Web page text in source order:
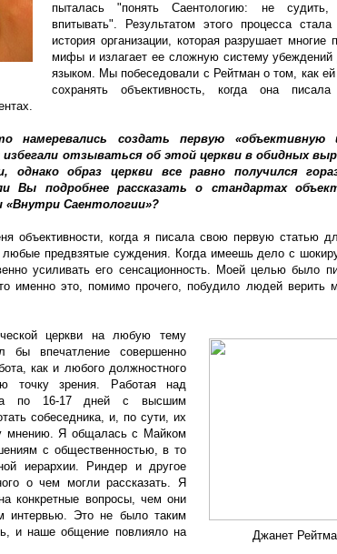
пыталась "понять Саентологию: не
впитывать". Результатом этого процесса стала
история организации, которая разрушает многие
мифы и излагает ее сложную систему убеждений
языком. Мы побеседовали с Рейтман о том, как
сохранять объективность, когда она
создать первую «объективную
избегали отзываться об этой церкви в обидных
однако образ церкви все равно получился
подробнее рассказать о стандартах
«Внутри Саентологии»?
объективности, когда я писала свою первую статью
любые предвзятые суждения. Когда имеешь дело с
усиливать его сенсационность. Моей целью было
именно это, помимо прочего, побудило людей верить
Джанет
церкви на любую тему
бы впечатление совершенно
как и любого должностного
точку зрения. Работая над
по 16-17 дней с высшим
собеседника, и, по сути, их
мнению. Я общалась с Майком
с общественностью, в то
иерархии. Риндер и другое
о чем могли рассказать. Я
конкретные вопросы, чем они
интервью. Это не было таким
и наше общение повлияло на